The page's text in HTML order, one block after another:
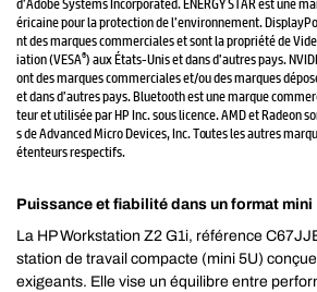
éricaine pour la protection de l’environnement.
nt des marques commerciales et sont la propriété de
iation (VESA®) aux États-Unis et dans d’autres pays.
ont des marques commerciales et/ou des marques
et dans d’autres pays. Bluetooth est une marque
teur et utilisée par HP Inc. sous licence. AMD et Radeon
s de Advanced Micro Devices, Inc. Toutes les autres
étenteurs respectifs.
Puissance et fiabilité dans un format mini
La HP Workstation Z2 G1i, référence
station de travail compacte (mini 5U)
exigeants. Elle vise un équilibre entre